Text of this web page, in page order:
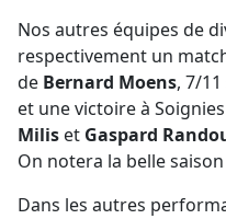
Nos autres équipes de
respectivement un
de Bernard Moens, 7/
et une victoire à
Milis et Gaspard
On notera la belle
Dans les autres